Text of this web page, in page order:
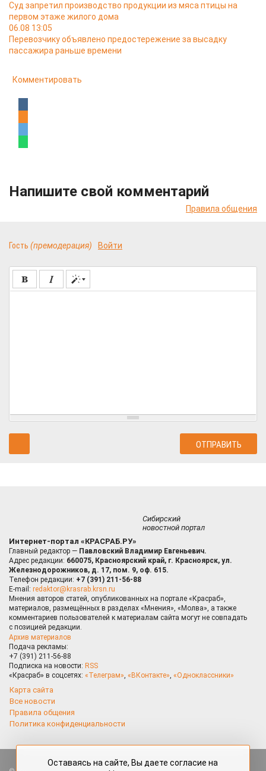
Суд запретил производство продукции из мяса птицы на
первом этаже жилого дома
06.08 13:05
Перевозчику объявлено предостережение за высадку
пассажира раньше времени
Комментировать
Напишите свой комментарий
Правила общения
Гость (премодерация) Войти
Сибирский
новостной портал
Интернет-портал «КРАСРАБ.РУ»
Главный редактор — Павловский Владимир Евгеньевич.
Адрес редакции: 660075, Красноярский край, г. Красноярск, ул.
Железнодорожников, д. 17, пом. 9, оф. 615.
Телефон редакции: +7 (391) 211-56-88
E-mail: redaktor@krasrab.krsn.ru
Мнения авторов статей, опубликованных на портале «Красраб»,
материалов, размещённых в разделах «Мнения», «Молва», а также
комментариев пользователей к материалам сайта могут не совпадать
с позицией редакции.
Архив материалов
Подача рекламы:
+7 (391) 211-56-88
Подписка на новости: RSS
«Красраб» в соцсетях: «Телеграм», «ВКонтакте», «Одноклассники»
Карта сайта
Все новости
Правила общения
Политика конфиденциальности
Оставаясь на сайте, Вы даете согласие на